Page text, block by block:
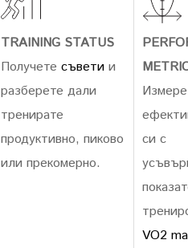
TRAINING STATUS
Получете съвети и
разберете дали
тренирате
продуктивно, пиково
или прекомерно.
си с
VO2